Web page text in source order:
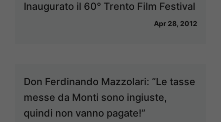
Inaugurato il 60° Trento Film Festival
Apr 28, 2012
Don Ferdinando Mazzolari: “Le tasse
messe da Monti sono ingiuste,
quindi non vanno pagate!”